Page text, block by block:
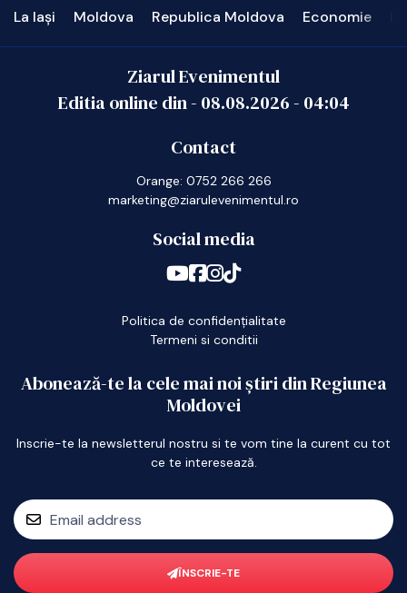
La Iași Moldova Republica Moldova Economie
Ziarul Evenimentul
Editia online din - 08.08.2026- 04:04
Contact
Orange: 0752 266 266
marketing@ziarulevenimentul.ro
Social media
Politica de confidențialitate
Termeni si conditii
Abonează-te la cele mai noi știri din Regiunea
Moldovei
Inscrie-te la newsletterul nostru si te vom tine la curent cu tot
ce te interesează.
ÎNSCRIE-TE